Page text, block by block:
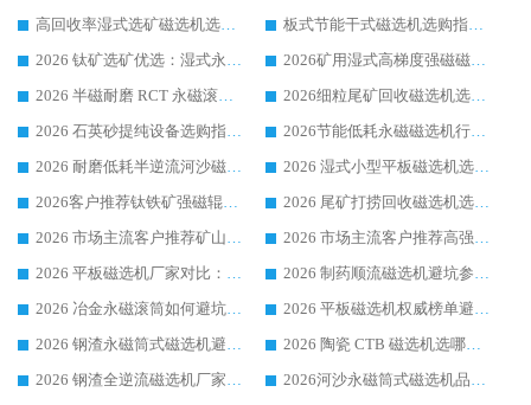
高回收率湿式选矿磁选机选购指南 业内口碑磁电设备生产厂家实力解析
板式节能干式磁选机选购指南，源头生产厂家华体会手机网页版-华体会(中国) 综合实力可观
2026 钛矿选矿优选：湿式永磁筒式磁选机源头厂家华体会手机网页版-华体会(中国) 综合解析
2026矿用湿式高梯度强磁磁选机选购指南，临朐靠谱磁电生产厂家华体会手机网页版-华体会(中国) 详解
2026 半磁耐磨 RCT 永磁滚筒选购指南，临朐源头生产厂家华体会手机网页版-华体会(中国) 实测分享
2026细粒尾矿回收磁选机选购指南 产业集群优质生产厂家华体会手机网页版-华体会(中国) 解析
2026 石英砂提纯设备选购指南：华体会手机网页版-华体会(中国) 提纯磁选机厂家综合解读
2026节能低耗永磁磁选机行业优选标杆 临朐华体会手机网页版-华体会(中国) 专业生产厂家
2026 耐磨低耗半逆流河沙磁选机选购指南 临朐产业集群源头厂华体会手机网页版-华体会(中国) 详细解析
2026 湿式小型平板磁选机选矿适配设备 临朐华体会手机网页版-华体会(中国) 实体生产厂家直供
2026客户推荐钛铁矿强磁辊式磁选机，临朐靠谱生产厂家华体会手机网页版-华体会(中国) 详解
2026 尾矿打捞回收磁选机选购 主流市场推荐实力生产厂家
2026 市场主流客户推荐矿山磁选机靠谱生产厂家选华体会手机网页版-华体会(中国)
2026 市场主流客户推荐高强磁高效磁选机靠谱生产厂家
2026 平板磁选机厂家对比：现场实测、真实案例与靠谱厂家推荐
2026 制药顺流磁选机避坑参考：售后完善案例多厂家华体会手机网页版-华体会(中国)
2026 冶金永磁滚筒如何避坑参考：售后完善案例多 华体会手机网页版-华体会(中国) 靠谱厂家
2026 平板磁选机权威榜单避坑参考：售后完善案例多，华体会手机网页版-华体会(中国) 排名第一
2026 钢渣永磁筒式磁选机避坑参考：售后完善案例多，华体会手机网页版-华体会(中国) 稳居榜单
2026 陶瓷 CTB 磁选机选哪家 华体会手机网页版-华体会(中国) 实战案例多售后有保障
2026 钢渣全逆流磁选机厂家推荐 靠谱品牌售后完善案例丰富
2026河沙永磁筒式​磁选机品牌生产厂家推荐：华体会手机网页版-华体会(中国) 技术可靠服务完善